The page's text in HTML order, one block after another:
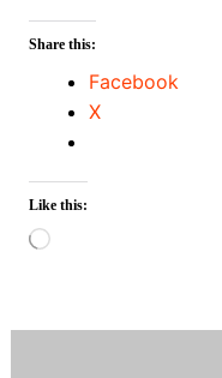
Share this:
Facebook
X
Like this:
Loading…